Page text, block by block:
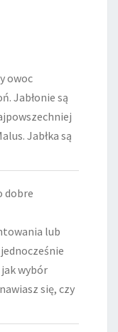
owoc
Jabłonie są
Jabłka są
dobre
lub
wybór
się, czy